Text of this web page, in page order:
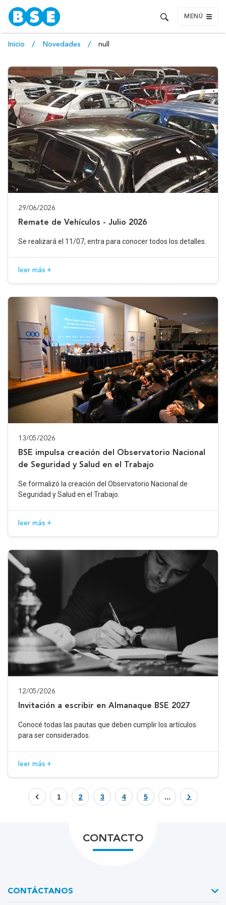
MENÚ
Inicio Novedades null
29/06/2026
Remate de Vehículos - Julio 2026
Se realizará el 11/07, entra para conocer todos los detalles.
leer más +
13/05/2026
BSE impulsa creación del Observatorio Nacional
de Seguridad y Salud en el Trabajo
Se formalizó la creación del Observatorio Nacional de
Seguridad y Salud en el Trabajo.
leer más +
12/05/2026
Invitación a escribir en Almanaque BSE 2027
Conocé todas las pautas que deben cumplir los artículos
para ser considerados.
leer más +
1 2 3 4 5 ...
CONTACTO
CONTÁCTANOS